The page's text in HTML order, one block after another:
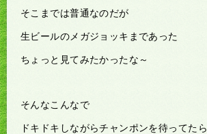
そこまでは普通なのだが
生ビールのメガジョッキまであった
ちょっと見てみたかったな～
そんなこんなで
ドキドキしながらチャンポンを待ってたら